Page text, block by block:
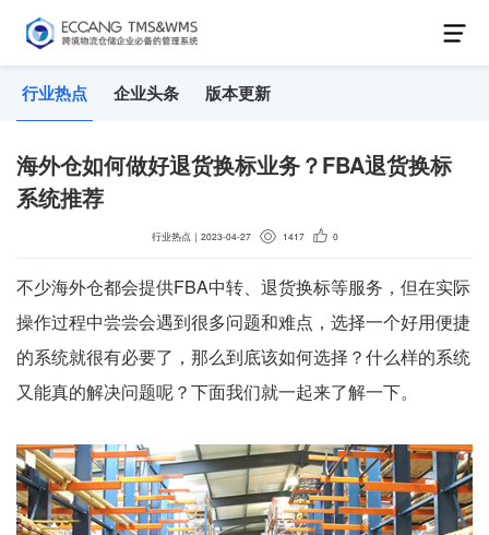
行业热点 企业头条 版本更新
海外仓如何做好退货换标业务？FBA退货换标
系统推荐
行业热点 ｜ 2023-04-27 1417 0
不少海外仓都会提供FBA中转、退货换标等服务，但在实际
操作过程中尝尝会遇到很多问题和难点，选择一个好用便捷
的系统就很有必要了，那么到底该如何选择？什么样的系统
又能真的解决问题呢？下面我们就一起来了解一下。